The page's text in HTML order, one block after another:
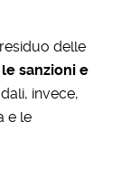
delle
sanzioni e
invece,
e le